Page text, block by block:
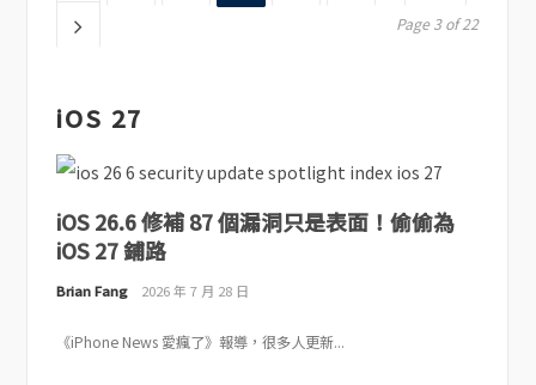
Page 3 of 22
iOS 27
iOS 26.6 修補 87 個漏洞只是表面！偷偷為
iOS 27 鋪路
Brian Fang 2026 年 7 月 28 日
《iPhone News 愛瘋了》報導，很多人更新...